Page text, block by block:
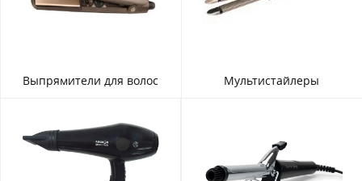
Выпрямители для волос Мультистайлеры